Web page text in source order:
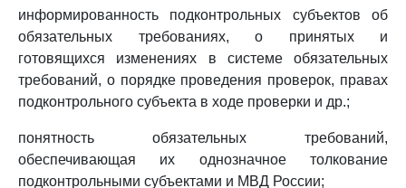
информированность подконтрольных субъектов об
обязательных требованиях, о принятых и
готовящихся изменениях в системе обязательных
требований, о порядке проведения проверок, правах
подконтрольного субъекта в ходе проверки и др.;
понятность обязательных требований,
обеспечивающая их однозначное толкование
подконтрольными субъектами и МВД России;